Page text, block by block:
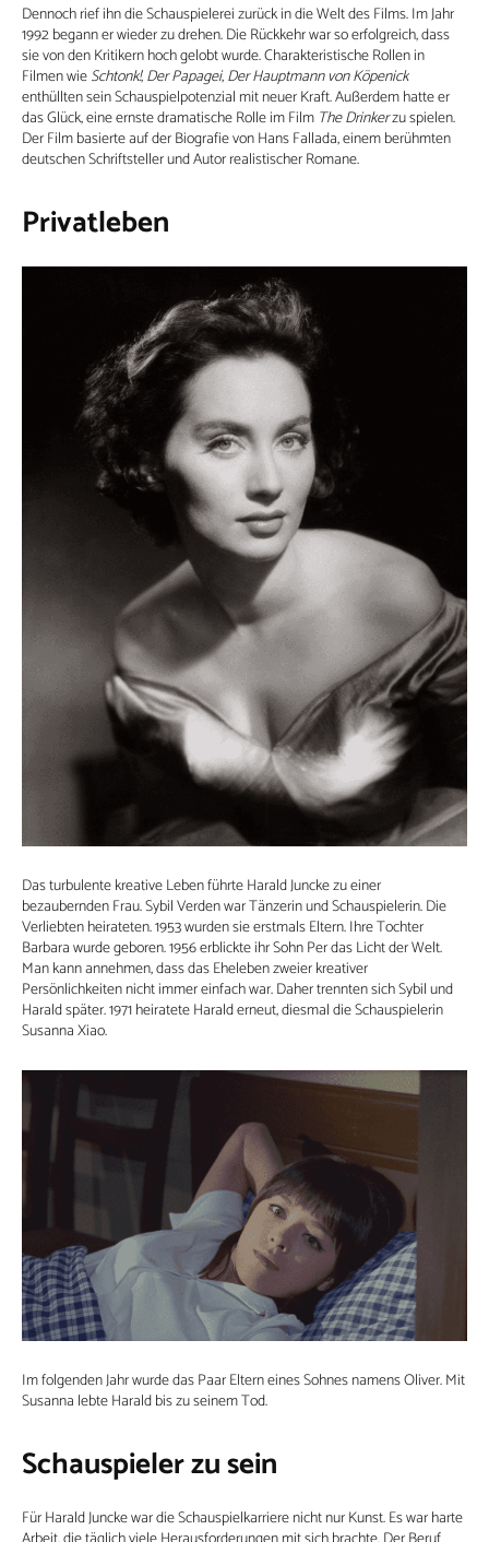
Dennoch rief ihn die Schauspielerei zurück in die Welt des Films. Im Jahr
1992 begann er wieder zu drehen. Die Rückkehr war so erfolgreich, dass
sie von den Kritikern hoch gelobt wurde. Charakteristische Rollen in
Filmen wieSchtonk!,Der Papagei,Der Hauptmann von Köpenick
enthüllten sein Schauspielpotenzial mit neuer Kraft. Außerdem hatte er
das Glück, eine ernste dramatische Rolle im Film The Drinkerzu spielen.
Der Film basierte auf der Biografie von Hans Fallada, einem berühmten
deutschen Schriftsteller und Autor realistischer Romane.
Privatleben
Das turbulente kreative Leben führte Harald Juncke zu einer
bezaubernden Frau. Sybil Verden war Tänzerin und Schauspielerin. Die
Verliebten heirateten. 1953 wurden sie erstmals Eltern. Ihre Tochter
Barbara wurde geboren. 1956 erblickte ihr Sohn Per das Licht der Welt.
Man kann annehmen, dass das Eheleben zweier kreativer
Persönlichkeiten nicht immer einfach war. Daher trennten sich Sybil und
Harald später. 1971 heiratete Harald erneut, diesmal die Schauspielerin
Susanna Xiao.
Im folgenden Jahr wurde das Paar Eltern eines Sohnes namens Oliver. Mit
Susanna lebte Harald bis zu seinem Tod.
Schauspieler zu sein
Für Harald Juncke war die Schauspielkarriere nicht nur Kunst. Es war harte